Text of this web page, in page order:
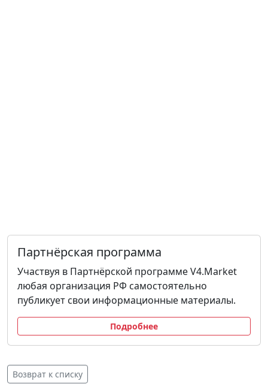
Партнёрская программа
Участвуя в Партнёрской программе V4.Market
любая организация РФ самостоятельно
публикует свои информационные материалы.
Подробнее
Возврат к списку